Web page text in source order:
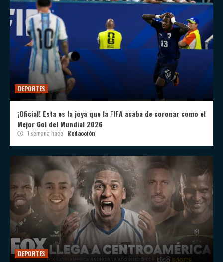
DEPORTES
¡Oficial! Esta es la joya que la FIFA acaba de coronar como el
Mejor Gol del Mundial 2026
1 semana hace Redacción
DEPORTES